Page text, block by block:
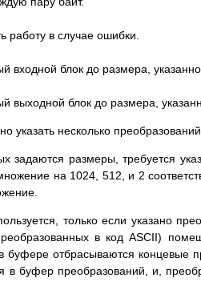
работу в случае ошибки.
входной блок до размера,
выходной блок до размера,
указать несколько
задаются размеры, требуется
на 1024, 512, и 2
только если указано
в код ASCII)
буфере отбрасываются концевые
в буфер преобразований, и,